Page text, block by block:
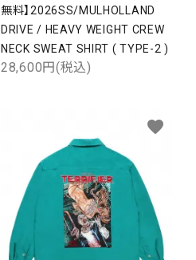
無料】2026SS/MULHOLLAND
DRIVE / HEAVY WEIGHT CREW
NECK SWEAT SHIRT ( TYPE-2 )
28,600円(税込)
favorite